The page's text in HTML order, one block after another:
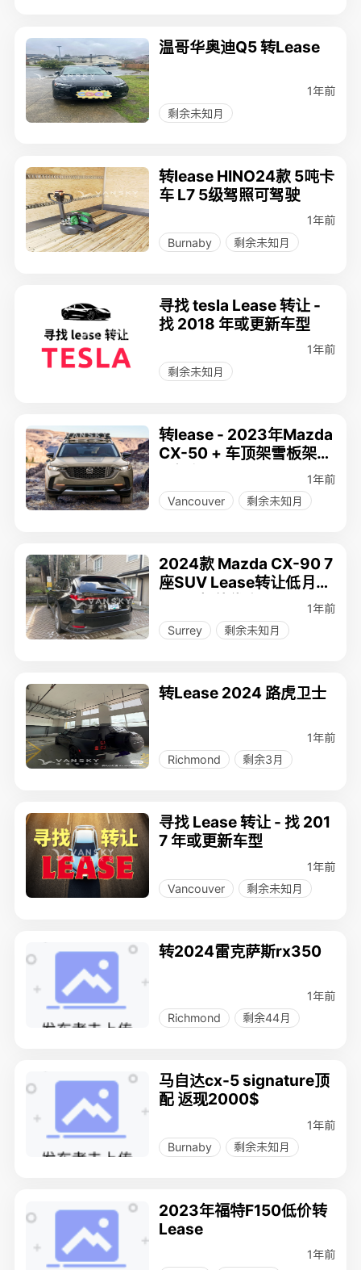
温哥华奥迪Q5 转Lease
1年前
剩余未知月
转lease HINO24款 5吨卡
车 L7 5级驾照可驾驶
1年前
Burnaby
剩余未知月
寻找 tesla Lease 转让 -
找 2018 年或更新车型
1年前
剩余未知月
转lease - 2023年Mazda
CX-50 + 车顶架雪板架，
1年前
Vancouver
剩余未知月
2024款 Mazda CX-90 7
座SUV Lease转让低月供
1年前
Surrey
剩余未知月
转Lease 2024 路虎卫士
1年前
Richmond
剩余3月
寻找 Lease 转让 - 找 201
7 年或更新车型
1年前
Vancouver
剩余未知月
转2024雷克萨斯rx350
1年前
Richmond
剩余44月
马自达cx-5 signature顶
配 返现2000$
1年前
Burnaby
剩余未知月
2023年福特F150低价转
Lease
1年前